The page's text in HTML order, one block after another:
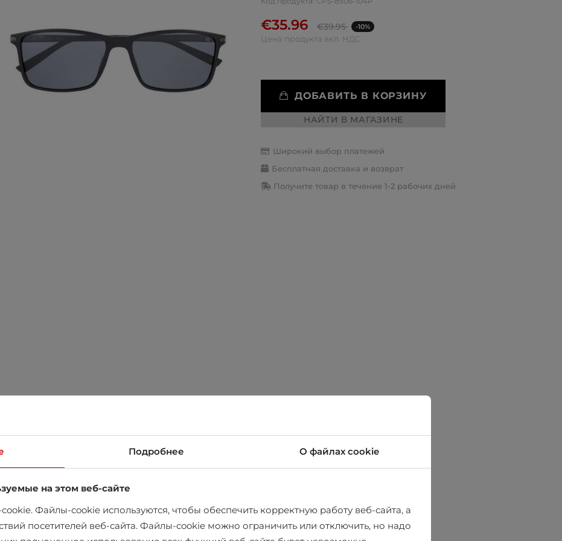
€35.96 €39.95 -10%
Цена продукта вкл. НДС
ДОБАВИТЬ В КОРЗИНУ
НАЙТИ В МАГАЗИНЕ
Широкий выбор платежей
Бесплатная доставка и возврат
Получите товар в течение 1-2 рабочих дней
Подробнее О файлах cookie
на этом веб-сайте
Файлы-cookie используются, чтобы обеспечить корректную работу веб-сайта, а
посетителей веб-сайта. Файлы-cookie можно ограничить или отключить, но надо